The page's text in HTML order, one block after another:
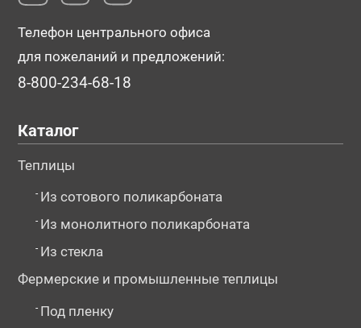
Телефон центрального офиса
для пожеланий и предложений:
8-800-234-68-18
Каталог
Теплицы
- Из сотового поликарбоната
- Из монолитного поликарбоната
- Из стекла
Фермерские и промышленные теплицы
- Под пленку